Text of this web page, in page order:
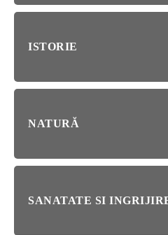
ISTORIE
NATURĂ
SANATATE SI